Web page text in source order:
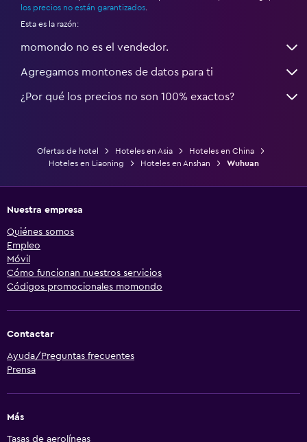
los precios no están garantizados
Esta es la razón:
momondo no es el vendedor.
Agregamos montones de datos para ti
¿Por qué los precios no son 100% exactos?
Ofertas de hotel Hoteles en Asia
Hoteles en China
Hoteles en Liaoning
Hoteles en Anshan Wuhuan
Nuestra empresa
Quiénes somos
Empleo
Móvil
Cómo funcionan nuestros servicios
Códigos promocionales momondo
Contactar
Ayuda/Preguntas frecuentes
Prensa
Más
Tasas de aerolíneas